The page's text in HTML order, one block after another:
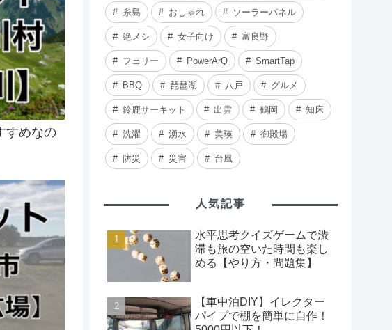
すめなの
糸島 おしゃれ ソーラーパネル
絶メシ 女子向け 富良野
フェリー PowerArQ SmartTap
BBQ 琵琶湖 八戸 グルメ
鈴鹿サーキット 出雲 鶴岡 知床
洗濯 湧水 美瑛 御殿場
防災 災害 台風
人気記事
水平思考クイズゲームで渋
滞も旅の空いた時間も楽し
める【やり方・問題集】
【車中泊DIY】イレクター
パイプで棚を簡単に自作！